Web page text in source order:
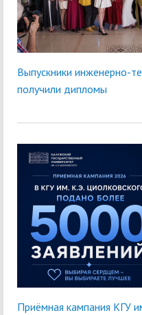
Выпускники инженерно-
получили дипломы
Приёмная кампания КГУ